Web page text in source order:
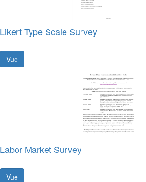
Likert Type Scale Survey
Vue
Labor Market Survey
Vue